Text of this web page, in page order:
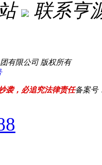
联系亨
有限公司 版权所有
袭，必追究法律责任备案号